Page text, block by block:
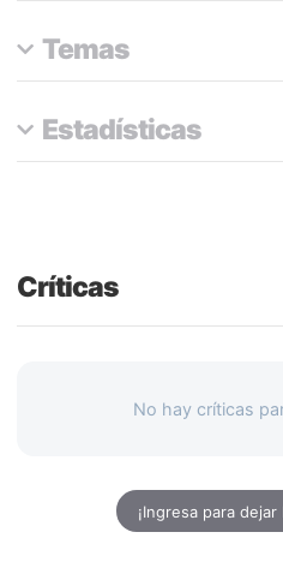
Temas
Estadísticas
Críticas
No hay críticas
¡Ingresa para